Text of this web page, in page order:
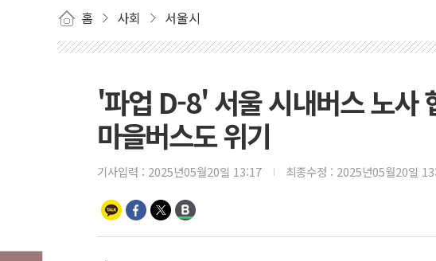
홈 사회 서울시
'파업 D-8' 서울 시내버스 노사
마을버스도 위기
기사입력 : 2025년05월20일 13:17 최종수정 : 2025년05월20일